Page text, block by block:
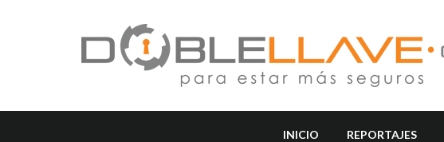
INICIO REPORTAJES